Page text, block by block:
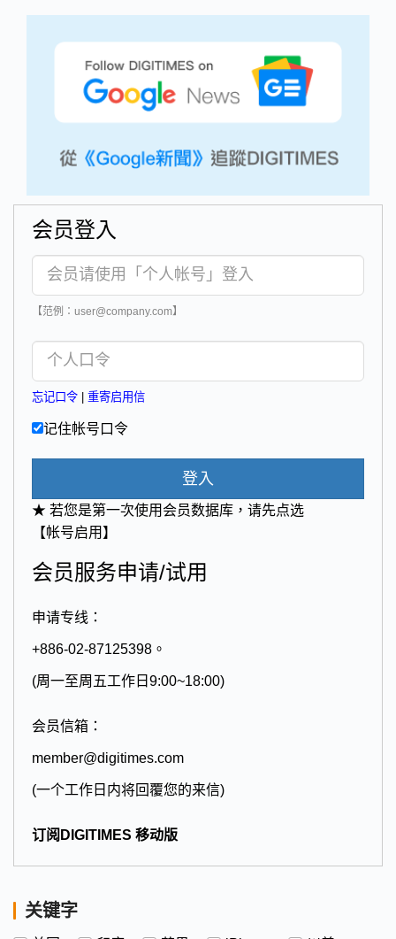
会员登入
【范例：user@company.com】
忘记口令 重寄启用信
记住帐号口令
登入
★ 若您是第一次使用会员数据库，请先点选
【帐号启用】
会员服务申请/试用
申请专线：
+886-02-87125398。
(周一至周五工作日9:00~18:00)
会员信箱：
member@digitimes.com
(一个工作日内将回覆您的来信)
订阅DIGITIMES 移动版
关键字